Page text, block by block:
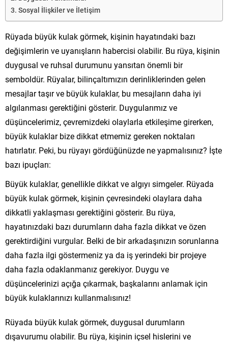
Sosyal İlişkiler ve İletişim
Rüyada büyük kulak görmek, kişinin hayatındaki bazı
değişimlerin ve uyanışların habercisi olabilir. Bu rüya, kişinin
duygusal ve ruhsal durumunu yansıtan önemli bir
semboldür. Rüyalar, bilinçaltımızın derinliklerinden gelen
mesajlar taşır ve büyük kulaklar, bu mesajların daha iyi
algılanması gerektiğini gösterir. Duygularımız ve
düşüncelerimiz, çevremizdeki olaylarla etkileşime girerken,
büyük kulaklar bize dikkat etmemiz gereken noktaları
hatırlatır. Peki, bu rüyayı gördüğünüzde ne yapmalısınız? İşte
bazı ipuçları:
Büyük kulaklar, genellikle dikkat ve algıyı simgeler. Rüyada
büyük kulak görmek, kişinin çevresindeki olaylara daha
dikkatli yaklaşması gerektiğini gösterir. Bu rüya,
hayatınızdaki bazı durumların daha fazla dikkat ve özen
gerektirdiğini vurgular. Belki de bir arkadaşınızın sorunlarına
daha fazla ilgi göstermeniz ya da iş yerindeki bir projeye
daha fazla odaklanmanız gerekiyor. Duygu ve
düşüncelerinizi açığa çıkarmak, başkalarını anlamak için
büyük kulaklarınızı kullanmalısınız!
Rüyada büyük kulak görmek, duygusal durumların
dışavurumu olabilir. Bu rüya, kişinin içsel hislerini ve